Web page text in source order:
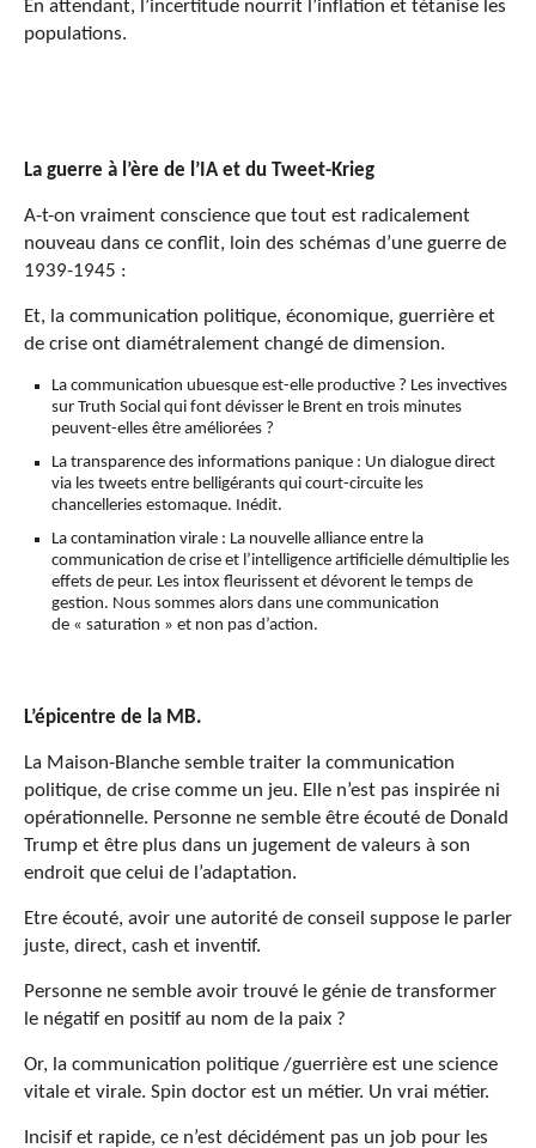
En attendant, l’incertitude nourrit l’inflation et tétanise les
populations.
La guerre à l’ère de l’IA et du Tweet-Krieg
A-t-on vraiment conscience que tout est radicalement
nouveau dans ce conflit, loin des schémas d’une guerre de
1939-1945 :
Et, la communication politique, économique, guerrière et
de crise ont diamétralement changé de dimension.
La communication ubuesque est-elle productive ? Les invectives
sur Truth Social qui font dévisser le Brent en trois minutes
peuvent-elles être améliorées ?
La transparence des informations panique : Un dialogue direct
via les tweets entre belligérants qui court-circuite les
chancelleries estomaque. Inédit.
La contamination virale : La nouvelle alliance entre la
communication de crise et l’intelligence artificielle démultiplie les
effets de peur. Les intox fleurissent et dévorent le temps de
gestion. Nous sommes alors dans une communication
de « saturation » et non pas d’action.
L’épicentre de la MB.
La Maison-Blanche semble traiter la communication
politique, de crise comme un jeu. Elle n’est pas inspirée ni
opérationnelle. Personne ne semble être écouté de Donald
Trump et être plus dans un jugement de valeurs à son
endroit que celui de l’adaptation.
Etre écouté, avoir une autorité de conseil suppose le parler
juste, direct, cash et inventif.
Personne ne semble avoir trouvé le génie de transformer
le négatif en positif au nom de la paix ?
Or, la communication politique /guerrière est une science
vitale et virale. Spin doctor est un métier. Un vrai métier.
Incisif et rapide, ce n’est décidément pas un job pour les